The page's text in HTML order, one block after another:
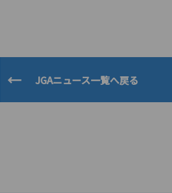
JGAニュース一覧へ戻る